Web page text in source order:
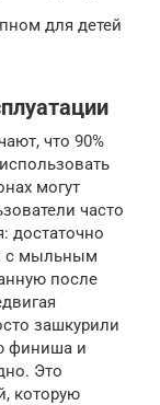
для детей
что 90%
могут
часто
достаточно
с мыльным
после
зашкурили
финиша и
Это
которую